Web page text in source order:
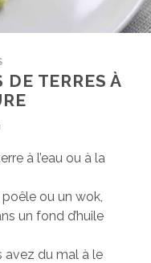
DE TERRES À
à l’eau ou à la
ou un wok,
un fond d’huile
avez du mal à le